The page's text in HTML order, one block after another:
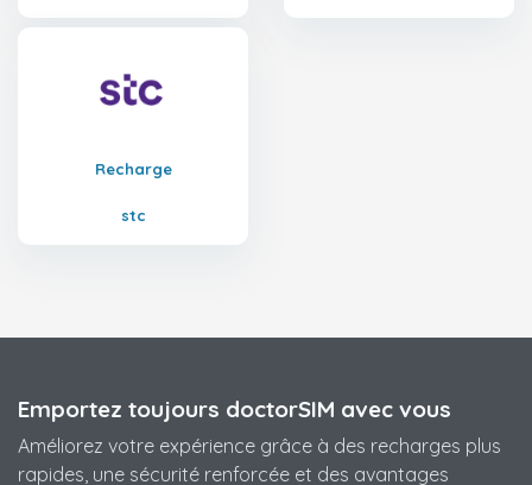
Recharge
stc
Emportez toujours doctorSIM avec vous
Améliorez votre expérience grâce à des recharges plus
rapides, une sécurité renforcée et des avantages